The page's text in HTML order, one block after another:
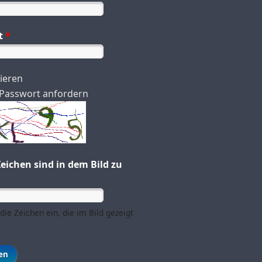
*
anfordern
sind in dem Bild zu
Zeichen ein, die im Bild gezeigt